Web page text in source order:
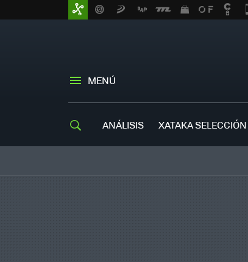
MENÚ
ANÁLISIS XATAKA SELECCIÓN